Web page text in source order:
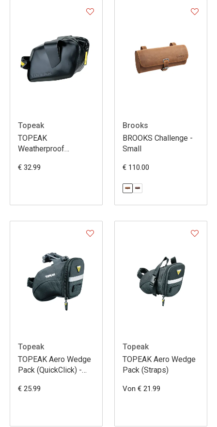
Topeak
TOPEAK
Weatherproof
€ 32.99
Brooks
BROOKS Challenge -
Small
€ 110.00
Topeak
TOPEAK Aero Wedge
Pack (QuickClick) -
€ 25.99
Topeak
TOPEAK Aero Wedge
Pack (Straps)
Von € 21.99